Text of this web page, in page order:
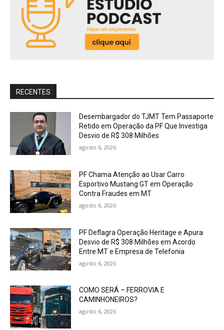
RECENTES
Desembargador do TJMT Tem Passaporte
Retido em Operação da PF Que Investiga
Desvio de R$ 308 Milhões
agosto 6, 2026
PF Chama Atenção ao Usar Carro
Esportivo Mustang GT em Operação
Contra Fraudes em MT
agosto 6, 2026
PF Deflagra Operação Heritage e Apura
Desvio de R$ 308 Milhões em Acordo
Entre MT e Empresa de Telefonia
agosto 6, 2026
COMO SERÁ – FERROVIA E
CAMINHONEIROS?
agosto 6, 2026